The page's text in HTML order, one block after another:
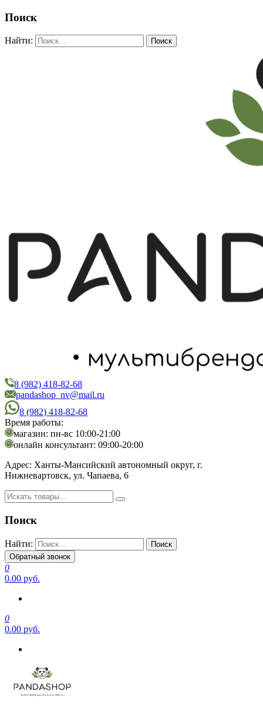
Поиск
Найти:
PandaShop
Интернет-магазин косметики
8 (982) 418-82-68
pandashop_nv@mail.ru
8 (982) 418-82-68
Время работы:
магазин: пн-вс 10:00-21:00
онлайн консультант: 09:00-20:00
Адрес: Ханты-Мансийский автономный округ, г.
Нижневартовск, ул. Чапаева, 6
Поиск
Найти:
Обратный звонок
0
0.00 руб.
0
0.00 руб.